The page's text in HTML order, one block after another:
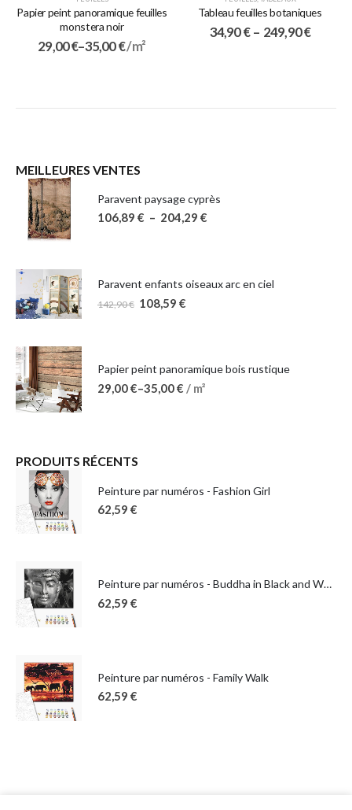
Papier peint panoramique feuilles
monstera noir
29,00€–35,00€/ m²
Tableau feuilles botaniques
34,90€ – 249,90€
MEILLEURES VENTES
Paravent paysage cyprès
106,89 € – 204,29 €
Paravent enfants oiseaux arc en ciel
142,90€ 108,59 €
Papier peint panoramique bois rustique
29,00€–35,00€ / m²
PRODUITS RÉCENTS
Peinture par numéros - Fashion Girl
62,59 €
Peinture par numéros - Buddha in Black and White
62,59 €
Peinture par numéros - Family Walk
62,59 €